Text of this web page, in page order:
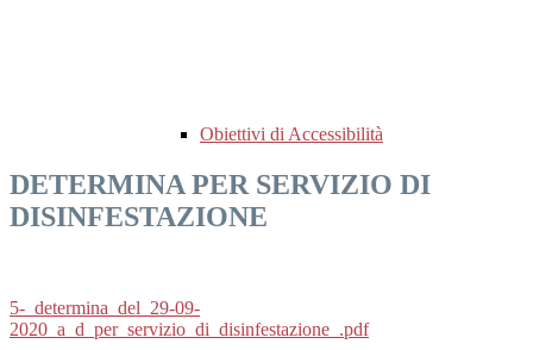
Obiettivi di Accessibilità
DETERMINA PER SERVIZIO DI
DISINFESTAZIONE
5-_determina_del_29-09-
2020_a_d_per_servizio_di_disinfestazione_.pdf